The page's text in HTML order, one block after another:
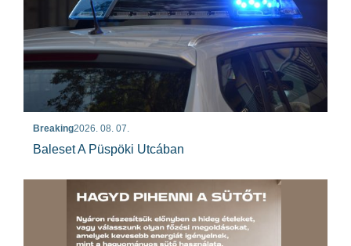
Breaking2026. 08. 07.
Baleset A Püspöki Utcában